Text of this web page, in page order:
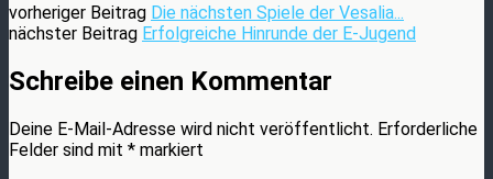
vorheriger Beitrag Die nächsten Spiele der Vesalia...
nächster Beitrag Erfolgreiche Hinrunde der E-Jugend
Schreibe einen Kommentar
Deine E-Mail-Adresse wird nicht veröffentlicht. Erforderliche
Felder sind mit * markiert